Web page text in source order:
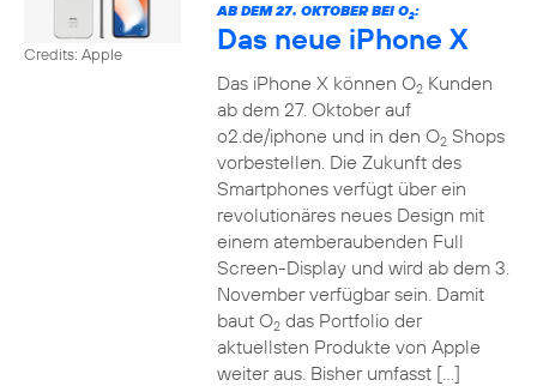
Credits: Apple
AB DEM 27. OKTOBER BEI O2:
Das neue iPhone X
Das iPhone X können O2Kunden
ab dem 27. Oktober auf
o2.de/iphone und in den O2Shops
vorbestellen. Die Zukunft des
Smartphones verfügt über ein
revolutionäres neues Design mit
einem atemberaubenden Full
Screen-Display und wird ab dem 3.
November verfügbar sein. Damit
baut O2das Portfolio der
aktuellsten Produkte von Apple
weiter aus. Bisher umfasst […]